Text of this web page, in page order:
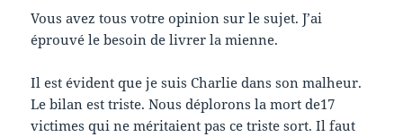
Vous avez tous votre opinion sur le sujet. J’ai
éprouvé le besoin de livrer la mienne.
Il est évident que je suis Charlie dans son malheur.
Le bilan est triste. Nous déplorons la mort de17
victimes qui ne méritaient pas ce triste sort. Il faut